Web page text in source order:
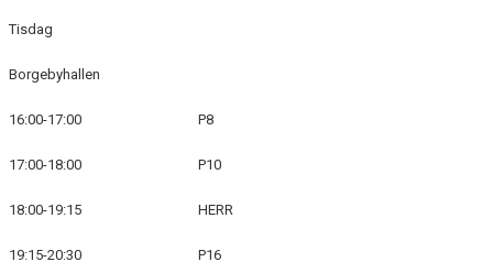
MATCHER
HK ANKARET SHOP
BLI LEDARE
LÄNKAR
Tisdag
Borgebyhallen
16:00-17:00 P8
17:00-18:00 P10
18:00-19:15 HERR
19:15-20:30 P16